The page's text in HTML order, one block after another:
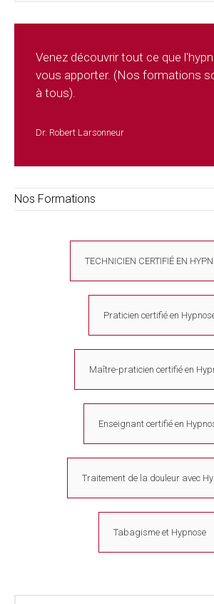
Venez découvrir tout ce que
vous apporter. (Nos formations
à tous).
Dr. Robert Larsonneur
Nos Formations
TECHNICIEN CERTIFIÉ EN
Praticien certifié en
Maître-praticien certifié en
Enseignant certifié en
Traitement de la douleur avec
Tabagisme et Hypnose